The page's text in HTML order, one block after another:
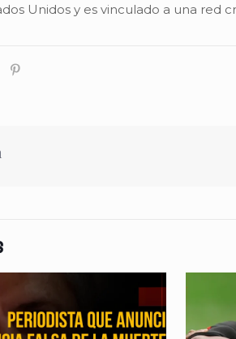
Unidos y es vinculado a una red